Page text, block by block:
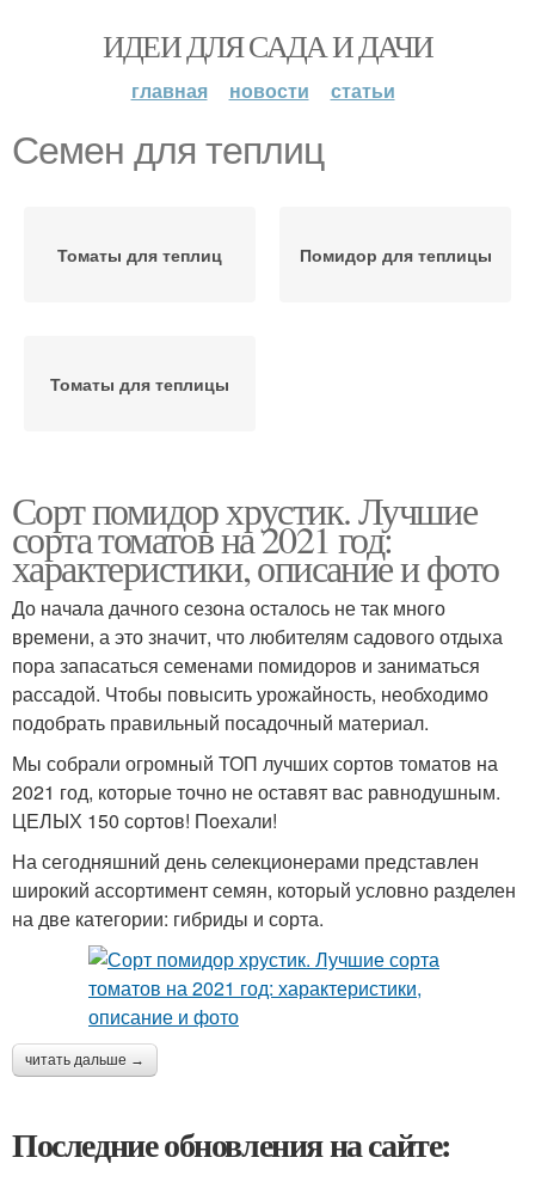
ИДЕИ ДЛЯ САДА И ДАЧИ
главная новости статьи
Семен для теплиц
Томаты для теплиц Помидор для теплицы
Томаты для теплицы
Сорт помидор хрустик. Лучшие
сорта томатов на 2021 год:
характеристики, описание и фото
До начала дачного сезона осталось не так много
времени, а это значит, что любителям садового отдыха
пора запасаться семенами помидоров и заниматься
рассадой. Чтобы повысить урожайность, необходимо
подобрать правильный посадочный материал.
Мы собрали огромный ТОП лучших сортов томатов на
2021 год, которые точно не оставят вас равнодушным.
ЦЕЛЫХ 150 сортов! Поехали!
На сегодняшний день селекционерами представлен
широкий ассортимент семян, который условно разделен
на две категории: гибриды и сорта.
читать дальше →
Последние обновления на сайте: